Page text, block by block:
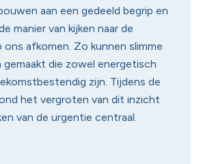
aan een gedeeld begrip en
manier van kijken naar de
ons afkomen. Zo kunnen slimme
gemaakt die zowel energetisch
zijn. Tijdens de
het vergroten van dit inzicht
van de urgentie centraal.